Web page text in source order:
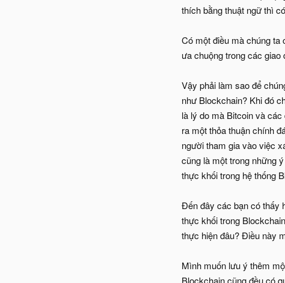
thích bằng thuật ngữ thì
Có một điều mà chúng ta
ưa chuộng trong các
Vậy phải làm sao để
như Blockchain? Khi đó
là lý do mà Bitcoin và
ra một thỏa thuận chính
người tham gia vào việc
cũng là một trong những
thực khối trong hệ thống
Đến đây các bạn có thấy
thực khối trong
thực hiện đâu? Điều này
Mình muốn lưu ý thêm
Blockchain cũng đều có